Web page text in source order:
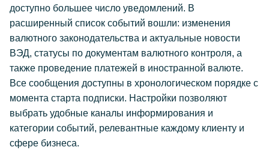
доступно большее число уведомлений. В
расширенный список событий вошли: изменения
валютного законодательства и актуальные новости
ВЭД, статусы по документам валютного контроля, а
также проведение платежей в иностранной валюте.
Все сообщения доступны в хронологическом порядке с
момента старта подписки. Настройки позволяют
выбрать удобные каналы информирования и
категории событий, релевантные каждому клиенту и
сфере бизнеса.